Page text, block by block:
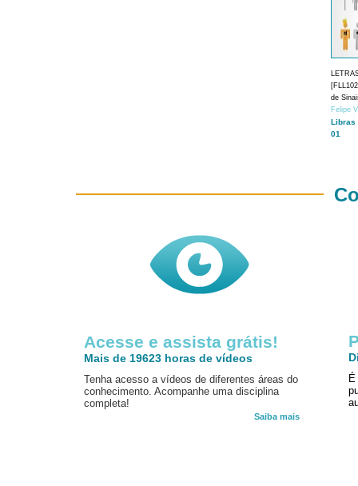
de
Felipe
Libras
01
Acesse e assista grátis!
Mais de 19623 horas de vídeos
Tenha acesso a vídeos de diferentes áreas do
conhecimento. Acompanhe uma disciplina
completa!
Saiba mais